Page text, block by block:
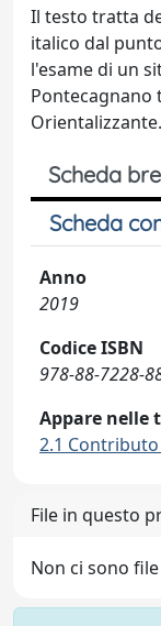
Il testo tratta
italico dal
l'esame di un
Pontecagnano
Orientalizzante.
Scheda
Scheda
Anno
2019
Codice ISBN
978-88-7228-
Appare nelle
2.1
File in questo
Non ci sono